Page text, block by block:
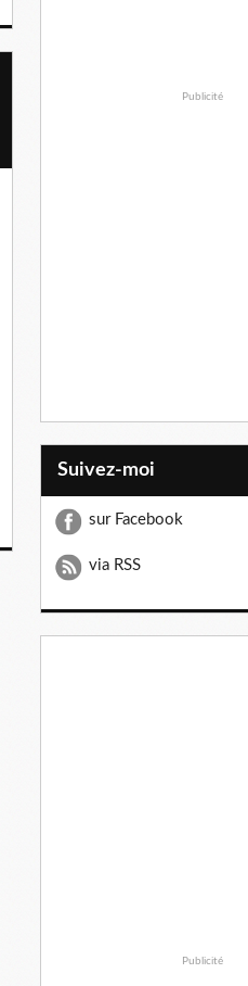
Publicité
Suivez-moi
sur Facebook
via RSS
Publicité